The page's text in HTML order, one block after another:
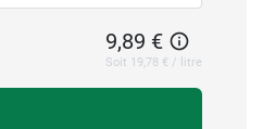
9,89 €
Soit 19,78 € / litre